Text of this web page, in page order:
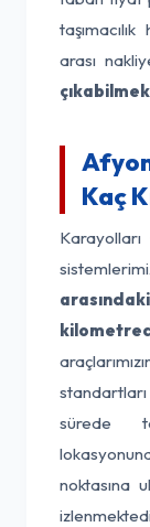
arası
Kaç
sürede
noktasına